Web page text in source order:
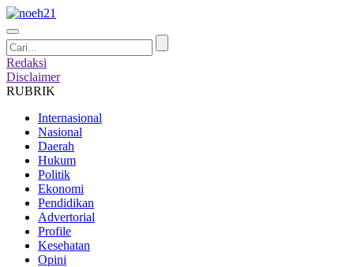
Redaksi
Disclaimer
RUBRIK
Internasional
Nasional
Daerah
Hukum
Politik
Ekonomi
Pendidikan
Advertorial
Profile
Kesehatan
Opini